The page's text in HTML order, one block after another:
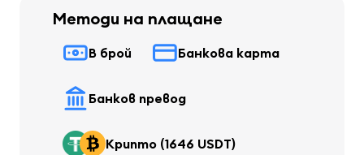
Методи на плащане
В брой Банкова карта
Банков превод
Крипто (1646 USDT)